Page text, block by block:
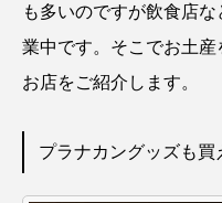
も多いのですが飲食店
業中です。そこでお土
お店をご紹介します。
プラナカングッズも